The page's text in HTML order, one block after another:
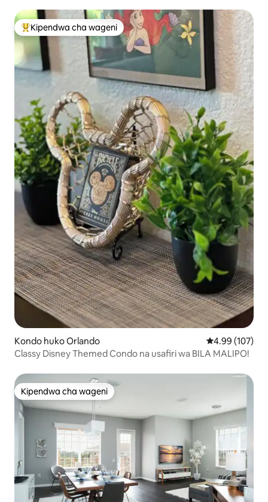
Kipendwa maarufu cha wageni
Kipendwa cha wageni
Kondo huko Orlando Ukadiriaji wa
4.99 (107)
Classy Disney Themed Condo na usafiri wa BILA MALIPO!
Kipendwa cha wageni
Kipendwa cha wageni